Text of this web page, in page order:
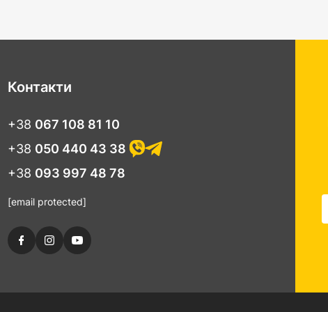
Контакти
+38 067 108 81 10
+38 050 440 43 38
+38 093 997 48 78
[email protected]